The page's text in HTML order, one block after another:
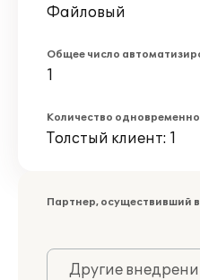
Файловый
Общее число
1
Количество
Толстый клиент: 1
Партнер, осуществивший
Другие